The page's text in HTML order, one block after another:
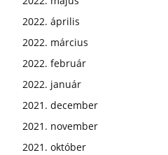
2022. április
2022. március
2022. február
2022. január
2021. december
2021. november
2021. október